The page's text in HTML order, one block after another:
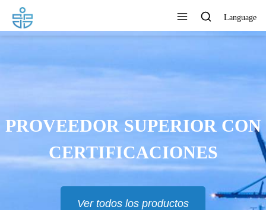
Language
PROVEEDOR SUPERIOR CON
CERTIFICACIONES
Ver todos los productos